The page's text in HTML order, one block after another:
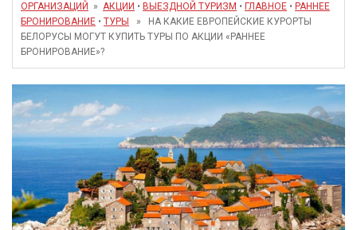
ОРГАНИЗАЦИЙ
» АКЦИИ • ВЫЕЗДНОЙ ТУРИЗМ • ГЛАВНОЕ • РАННЕЕ
БРОНИРОВАНИЕ • ТУРЫ
» НА КАКИЕ ЕВРОПЕЙСКИЕ КУРОРТЫ
БЕЛОРУСЫ МОГУТ КУПИТЬ ТУРЫ ПО АКЦИИ «РАННЕЕ
БРОНИРОВАНИЕ»?